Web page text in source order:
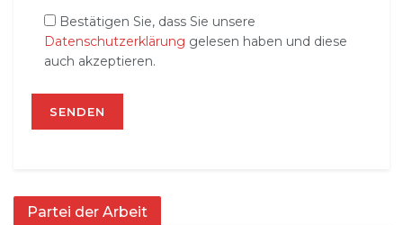
Bestätigen Sie, dass Sie unsere
Datenschutzerklärung gelesen haben und diese
auch akzeptieren.
Partei der Arbeit